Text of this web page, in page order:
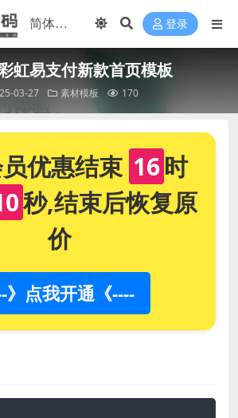
登录
虹易支付新款首页模板
03-27 素材模板 170
优惠结束 16时
秒,结束后恢复原
价
》点我开通《----